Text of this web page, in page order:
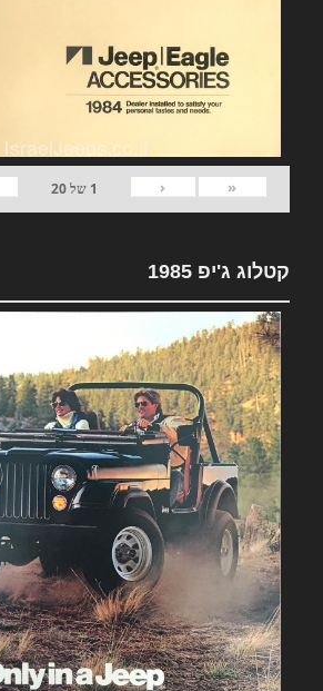
«
‹
1 של20
קטלוג ג'יפ 1985